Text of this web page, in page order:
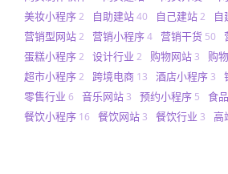
美妆小程序2 自助建站40 自己建站2 自
营销型网站2 营销小程序4 营销干货 50
蛋糕小程序2 设计行业 2 购物网站 3 购
超市小程序2 跨境电商 13 酒店小程序 3
零售行业 6 音乐网站 3 预约小程序 5 食
餐饮小程序 16 餐饮网站 3 餐饮行业 3 高